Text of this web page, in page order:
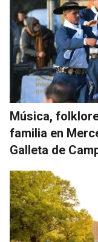
Música,
familia en
Galleta de